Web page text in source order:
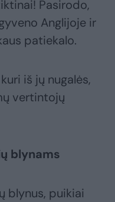
Pasirodo,
Anglijoje ir
patiekalo.
iš jų nugalės,
vertintojų
blynams
blynus, puikiai